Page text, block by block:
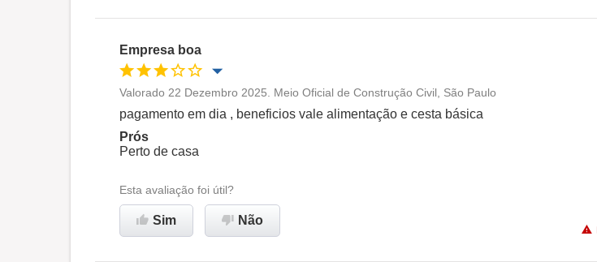
Empresa boa
Oportunidade de promoção
Ambiente de trabalho
Conciliação com a vida familiar
Recomenda esta empresa
Valorado 22 Dezembro 2025. Meio Oficial de Construção Civil, São Paulo
pagamento em dia , beneficios vale alimentação e cesta básica
Prós
Perto de casa
Esta avaliação foi útil?
Sim Não